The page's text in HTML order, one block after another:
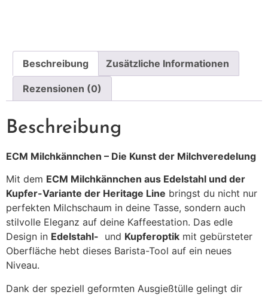
Beschreibung Zusätzliche Informationen
Rezensionen (0)
Beschreibung
ECM Milchkännchen – Die Kunst der Milchveredelung
Mit dem ECM Milchkännchen aus Edelstahl und der
Kupfer-Variante der Heritage Line bringst du nicht nur
perfekten Milchschaum in deine Tasse, sondern auch
stilvolle Eleganz auf deine Kaffeestation. Das edle
Design in Edelstahl- und Kupferoptik mit gebürsteter
Oberfläche hebt dieses Barista-Tool auf ein neues
Niveau.
Dank der speziell geformten Ausgießtülle gelingt dir